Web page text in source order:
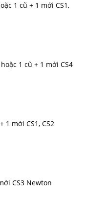
1 cũ + 1 mới CS1,
1 cũ + 1 mới CS4
1 mới CS1, CS2
CS3 Newton